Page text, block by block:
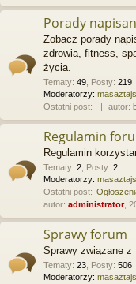
Porady
Zobacz porady
zdrowia, fitness,
życia.
Tematy: 49 Posty: 219
Moderatorzy:
Ostatni post:
autor:
Regulamin
Regulamin
Tematy: 2 Posty: 2
Moderatorzy:
Ostatni post:
autor: administrator,
Sprawy forum
Sprawy związane z
Tematy: 23 Posty: 506
Moderatorzy: